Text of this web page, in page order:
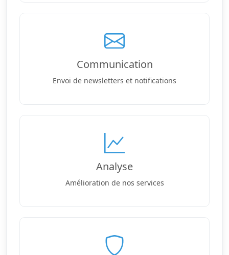
Communication
Envoi de newsletters et notifications
Analyse
Amélioration de nos services